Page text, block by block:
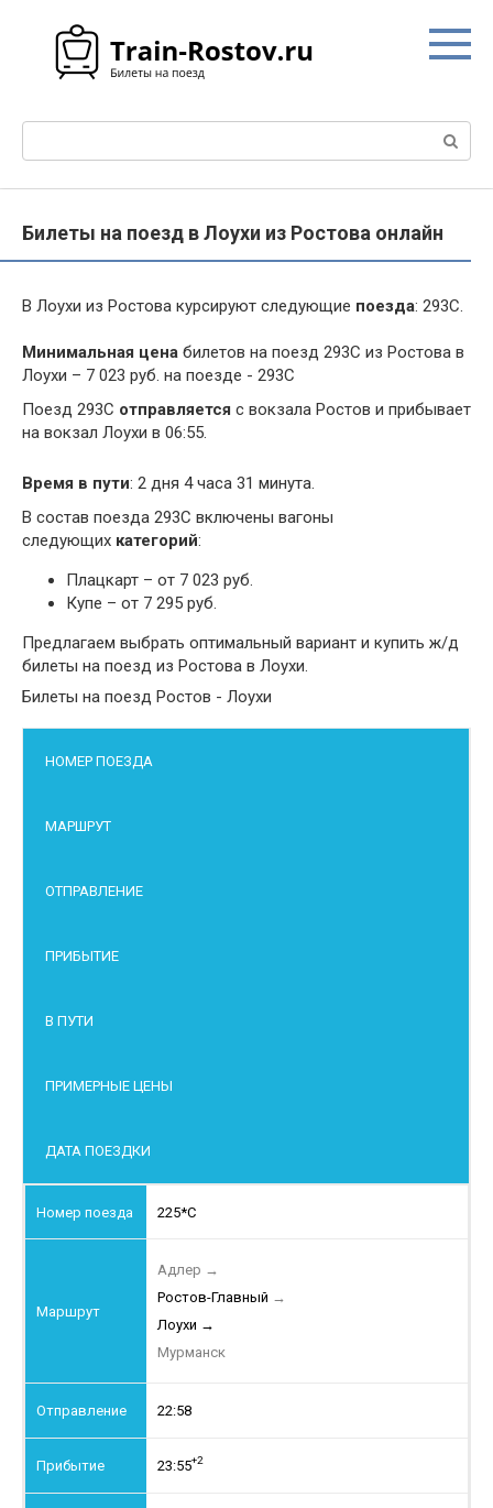
контенту
Билеты на поезд в Лоухи из Ростова онлайн
В Лоухи из Ростова курсируют следующие поезда: 293С.
Минимальная цена билетов на поезд 293С из Ростова в
Лоухи – 7 023 руб. на поезде - 293С
Поезд 293С отправляется с вокзала Ростов и прибывает
на вокзал Лоухи в 06:55.
Время в пути: 2 дня 4 часа 31 минута.
В состав поезда 293С включены вагоны
следующих категорий:
Плацкарт – от 7 023 руб.
Купе – от 7 295 руб.
Предлагаем выбрать оптимальный вариант и купить ж/д
билеты на поезд из Ростова в Лоухи.
Билеты на поезд Ростов - Лоухи
НОМЕР ПОЕЗДА
МАРШРУТ
ОТПРАВЛЕНИЕ
ПРИБЫТИЕ
В ПУТИ
ПРИМЕРНЫЕ ЦЕНЫ
ДАТА ПОЕЗДКИ
225*С
Адлер →
Ростов-Главный →
Лоухи →
Мурманск
22:58
23:55+2